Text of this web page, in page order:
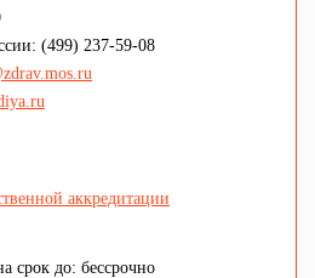
(499) 237-59-08
аккредитации
срок до: бессрочно